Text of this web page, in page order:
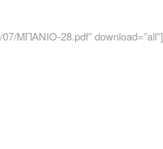
ΜΠΑΝΙΟ-28.pdf” download=”all”]